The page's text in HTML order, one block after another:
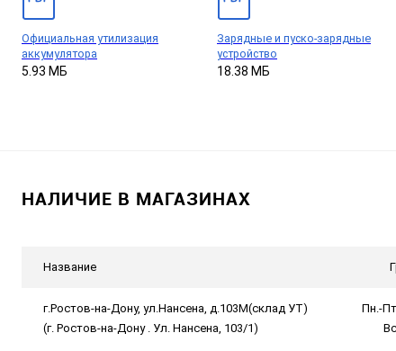
Официальная утилизация
аккумулятора
5.93 МБ
Зарядные и пуско-зарядные
устройство
18.38 МБ
НАЛИЧИЕ В МАГАЗИНАХ
Название
г.Ростов-на-Дону, ул.Нансена, д.103М(склад УТ)
(г. Ростов-на-Дону . Ул. Нансена, 103/1)
Пн.-